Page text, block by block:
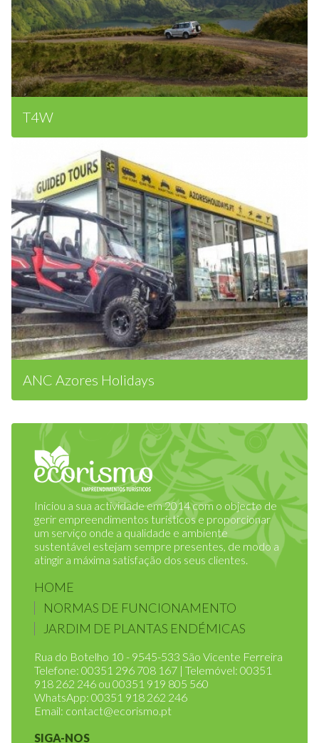
T4W
ANC Azores Holidays
Iniciou a sua actividade em 2014 com o objecto de
gerir empreendimentos turísticos e proporcionar
um serviço onde a qualidade e ambiente
sustentável estejam sempre presentes, de modo a
atingir a máxima satisfação dos seus clientes.
HOME
NORMAS DE FUNCIONAMENTO
JARDIM DE PLANTAS ENDÉMICAS
Rua do Botelho 10 - 9545-533 São Vicente Ferreira
Telefone: 00351 296 708 167 | Telemóvel: 00351
918 262 246 ou 00351 919 805 560
WhatsApp: 00351 918 262 246
Email: contact@ecorismo.pt
SIGA-NOS